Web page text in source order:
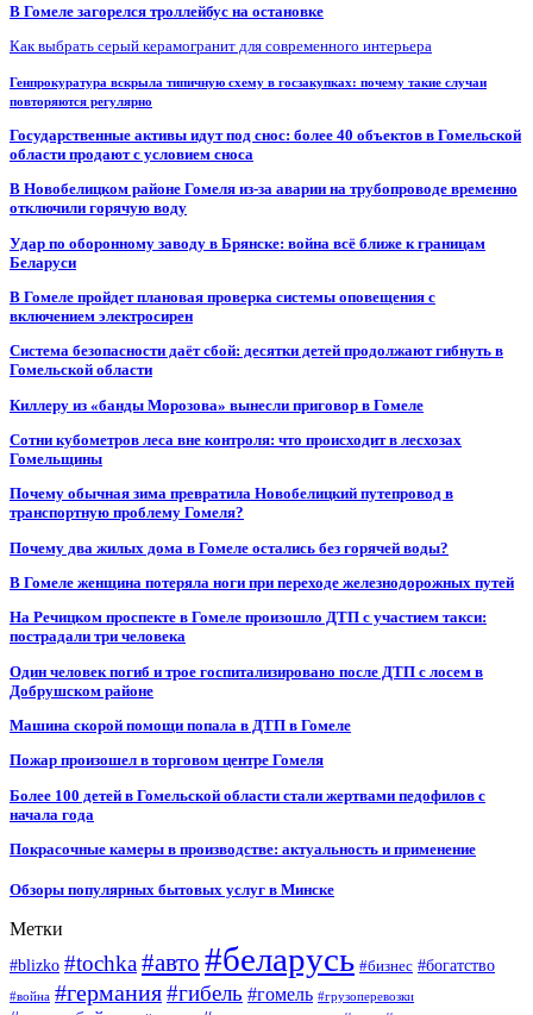
В Гомеле загорелся троллейбус на остановке
Как выбрать серый керамогранит для современного интерьера
Генпрокуратура вскрыла типичную схему в госзакупках: почему такие случаи
повторяются регулярно
Государственные активы идут под снос: более 40 объектов в Гомельской
области продают с условием сноса
В Новобелицком районе Гомеля из-за аварии на трубопроводе временно
отключили горячую воду
Удар по оборонному заводу в Брянске: война всё ближе к границам
Беларуси
В Гомеле пройдет плановая проверка системы оповещения с
включением электросирен
Система безопасности даёт сбой: десятки детей продолжают гибнуть в
Гомельской области
Киллеру из «банды Морозова» вынесли приговор в Гомеле
Сотни кубометров леса вне контроля: что происходит в лесхозах
Гомельщины
Почему обычная зима превратила Новобелицкий путепровод в
транспортную проблему Гомеля?
Почему два жилых дома в Гомеле остались без горячей воды?
В Гомеле женщина потеряла ноги при переходе железнодорожных путей
На Речицком проспекте в Гомеле произошло ДТП с участием такси:
пострадали три человека
Один человек погиб и трое госпитализировано после ДТП с лосем в
Добрушском районе
Машина скорой помощи попала в ДТП в Гомеле
Пожар произошел в торговом центре Гомеля
Более 100 детей в Гомельской области стали жертвами педофилов с
начала года
Покрасочные камеры в производстве: актуальность и применение
Обзоры популярных бытовых услуг в Минске
Метки
#blizko #tochka#авто #беларусь #бизнес #богатство
#война #германия#гибель #гомель #грузоперевозки